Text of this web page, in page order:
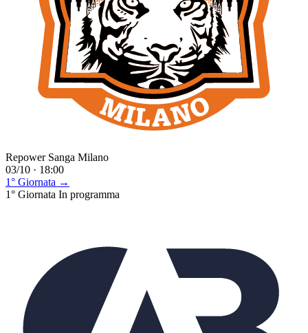
Repower Sanga Milano
03/10 · 18:00
1° Giornata →
1° Giornata In programma